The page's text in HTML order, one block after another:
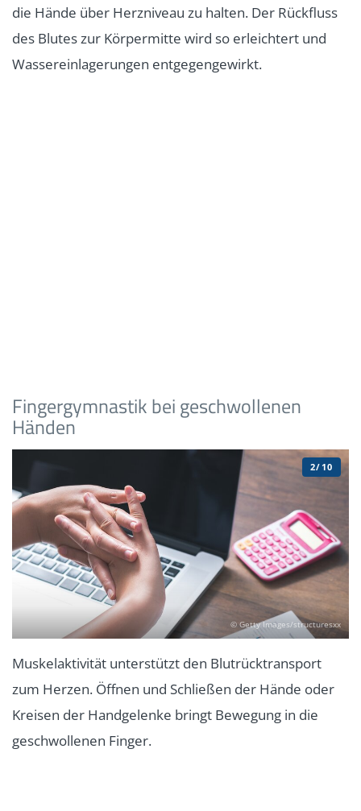
die Hände über Herzniveau zu halten. Der Rückfluss
des Blutes zur Körpermitte wird so erleichtert und
Wassereinlagerungen entgegengewirkt.
Fingergymnastik bei geschwollenen
Händen
© Getty Images/structuresxx
2/10
Muskelaktivität unterstützt den Blutrücktransport
zum Herzen. Öffnen und Schließen der Hände oder
Kreisen der Handgelenke bringt Bewegung in die
geschwollenen Finger.